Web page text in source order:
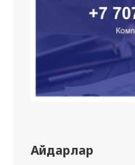
Айдарлар